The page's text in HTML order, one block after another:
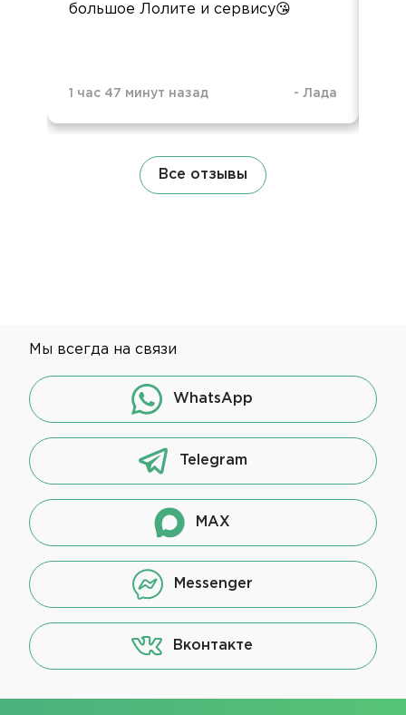
большое Лолите и сервису😘
1 час 47 минут назад - Лада
Все отзывы
Мы всегда на связи
WhatsApp
Telegram
MAX
Messenger
Вконтакте